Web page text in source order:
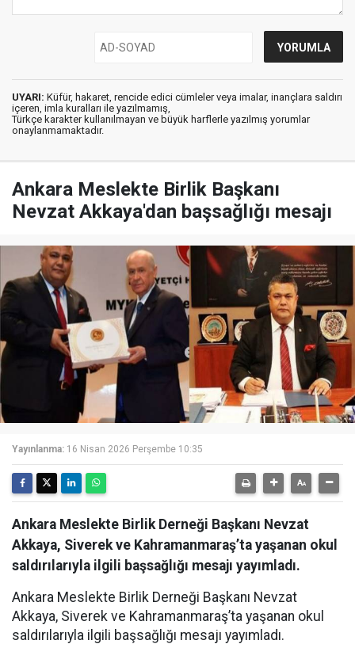
UYARI: Küfür, hakaret, rencide edici cümleler veya imalar, inançlara saldırı
içeren, imla kuralları ile yazılmamış,
Türkçe karakter kullanılmayan ve büyük harflerle yazılmış yorumlar
onaylanmamaktadır.
Ankara Meslekte Birlik Başkanı
Nevzat Akkaya'dan başsağlığı mesajı
Yayınlanma: 16 Nisan 2026 Perşembe 10:35
Ankara Meslekte Birlik Derneği Başkanı Nevzat
Akkaya, Siverek ve Kahramanmaraş’ta yaşanan okul
saldırılarıyla ilgili başsağlığı mesajı yayımladı.
Ankara Meslekte Birlik Derneği Başkanı Nevzat
Akkaya, Siverek ve Kahramanmaraş’ta yaşanan okul
saldırılarıyla ilgili başsağlığı mesajı yayımladı.